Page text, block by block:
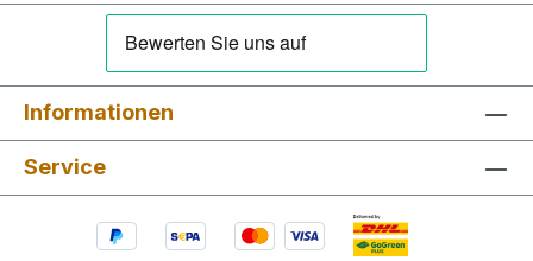
Informationen
Service